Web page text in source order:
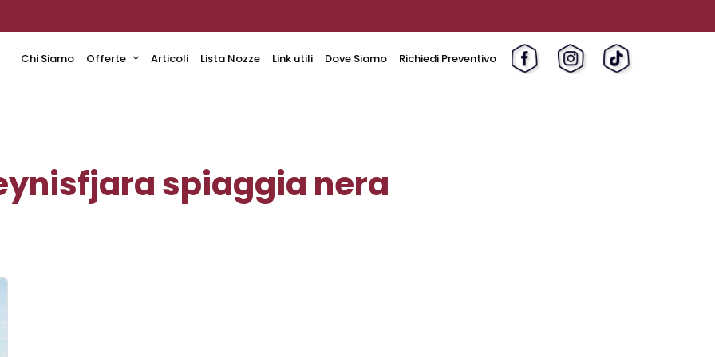
Chi Siamo Offerte Articoli Lista Nozze Link utili Dove Siamo Richiedi Preventivo
spiaggia nera